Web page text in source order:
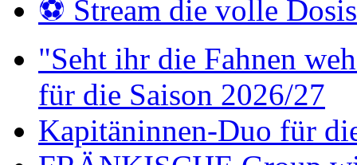
⚽️ Stream die volle
"Seht ihr die Fahnen
für die Saison 2026/27
Kapitäninnen-Duo für